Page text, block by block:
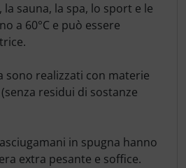
la sauna, la spa, lo sport e le
a 60°C e può essere
sono realizzati con materie
residui di sostanze
asciugamani in spugna hanno
extra pesante e soffice.